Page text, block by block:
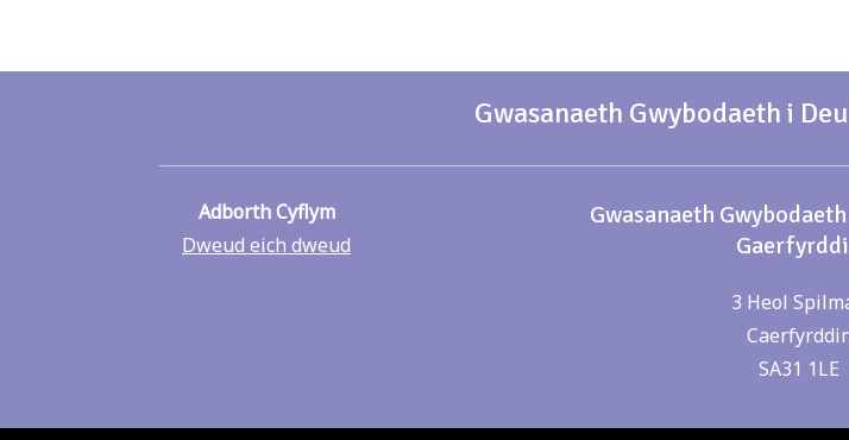
Gwasanaeth Gwybodaeth i
Adborth Cyflym
Dweud eich dweud
Gwasanaeth
3 Heol
SA31 1LE